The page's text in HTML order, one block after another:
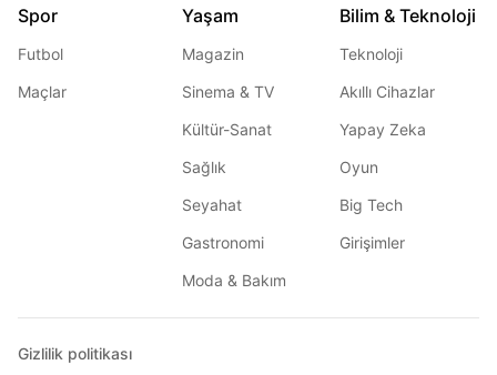
Spor
Futbol
Maçlar
Yaşam
Magazin
Sinema & TV
Kültür-Sanat
Sağlık
Seyahat
Gastronomi
Moda & Bakım
Bilim & Teknoloji
Teknoloji
Akıllı Cihazlar
Yapay Zeka
Oyun
Big Tech
Girişimler
Gizlilik politikası